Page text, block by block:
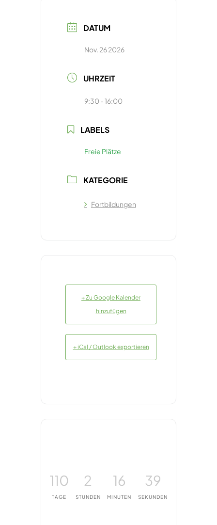
DATUM
Nov. 26 2026
UHRZEIT
9:30 - 16:00
LABELS
Freie Plätze
KATEGORIE
Fortbildungen
+ Zu Google Kalender
hinzufügen
+ iCal / Outlook exportieren
110
TAGE
2
STUNDEN
16
MINUTEN
38
SEKUNDEN